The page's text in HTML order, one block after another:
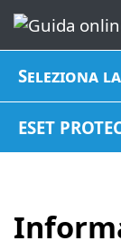
Seleziona
ESET